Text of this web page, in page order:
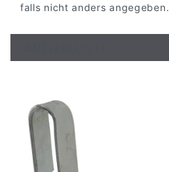
falls nicht anders angegeben.